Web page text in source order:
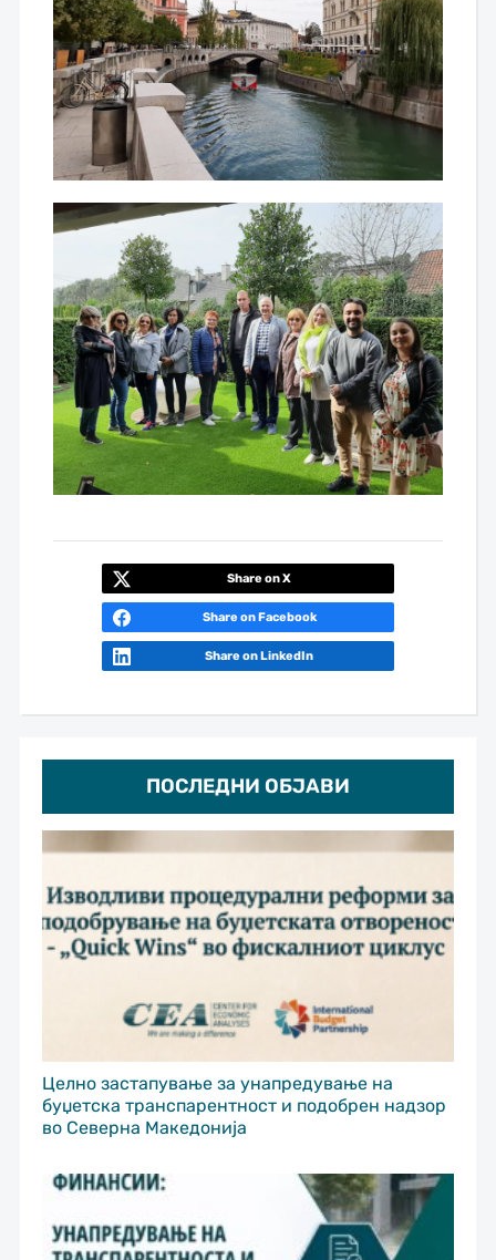
ПОСЛЕДНИ ОБЈАВИ
Целно застапување за унапредување на
буџетска транспарентност и подобрен надзор
во Северна Македонија
Share on X
Share on Facebook
Share on LinkedIn